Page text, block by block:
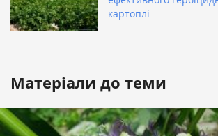
картоплі
Матеріали до теми